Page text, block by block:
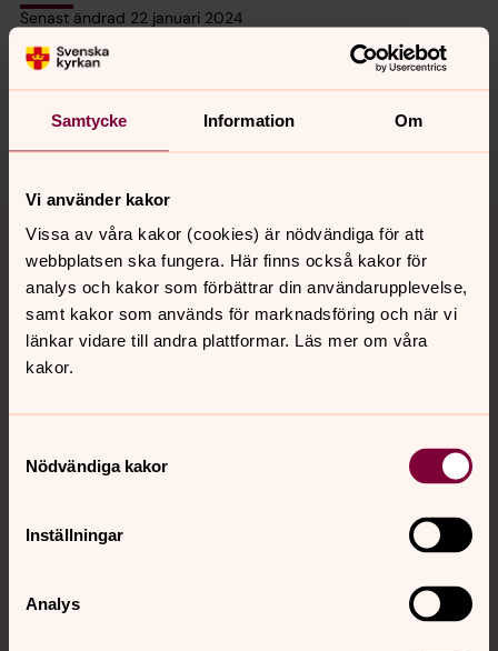
Samtycke Information Om
Vi använder kakor
Vissa av våra kakor (cookies) är nödvändiga för att
webbplatsen ska fungera. Här finns också kakor för
analys och kakor som förbättrar din användarupplevelse,
samt kakor som används för marknadsföring och när vi
länkar vidare till andra plattformar. Läs mer om våra
kakor.
Nödvändiga kakor
Inställningar
Analys
Senast ändrad 22 januari 2024
Synpunkter eller frågor på sidans
innehåll?
Tillbaka till toppen
Tillbaka till innehållet
Kontakt
Kalender